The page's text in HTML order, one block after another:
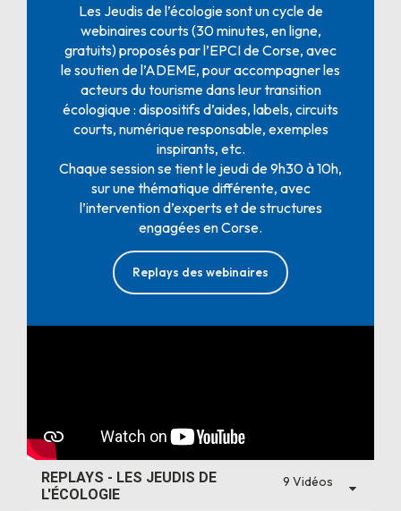
Les Jeudis de l’écologie sont un cycle de
webinaires courts (30 minutes, en ligne,
gratuits) proposés par l’EPCI de Corse, avec
le soutien de l’ADEME, pour accompagner les
acteurs du tourisme dans leur transition
écologique : dispositifs d’aides, labels, circuits
courts, numérique responsable, exemples
inspirants, etc.
Chaque session se tient le jeudi de 9h30 à 10h,
sur une thématique différente, avec
l’intervention d’experts et de structures
engagées en Corse.
Replays des webinaires
REPLAYS - LES JEUDIS DE
L'ÉCOLOGIE
9 Vidéos